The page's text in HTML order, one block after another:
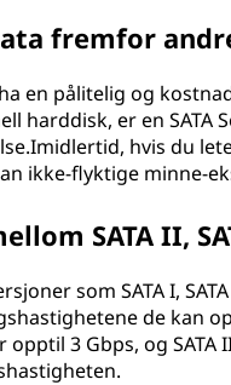
fremfor
en pålitelig og
harddisk, er en SATA
hvis du
ikke-flyktige minne-
SATA II,
som SATA I,
de kan
opptil 3 Gbps, og